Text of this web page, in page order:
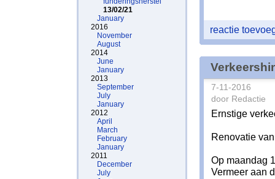
13/02/21
January
2016
November
August
2014
June
January
2013
September
July
January
2012
April
March
February
January
2011
December
July
reactie
7-11-2016
door Redactie
Ernstige
Renovatie
Op maandag
Vermeer aan